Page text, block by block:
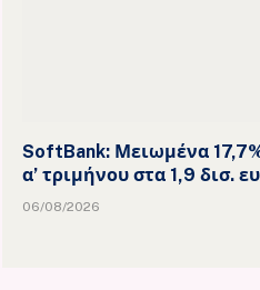
SoftBank: Μειωμένα
α’ τριμήνου στα 1,9 δισ.
06/08/2026